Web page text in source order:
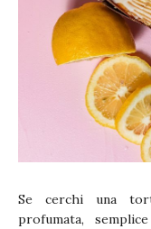
Se cerchi una
profumata,